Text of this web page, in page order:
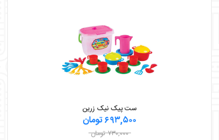
ست پیک نیک زرین
۶۹۳,۵۰۰ تومان
۷۳۰,۰۰۰ تومان